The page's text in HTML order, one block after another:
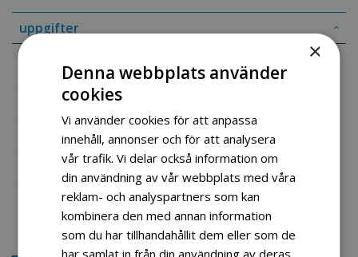
uppgifter
Vaier beltelås 106cm 2013MOD
Mer information
Recensioner
Fil vedlegg
×
Denna webbplats använder
cookies
Vi använder cookies för att anpassa
innehåll, annonser och för att analysera
vår trafik. Vi delar också information om
din användning av vår webbplats med våra
reklam- och analyspartners som kan
kombinera den med annan information
som du har tillhandahållit dem eller som de
har samlat in från din användning av deras